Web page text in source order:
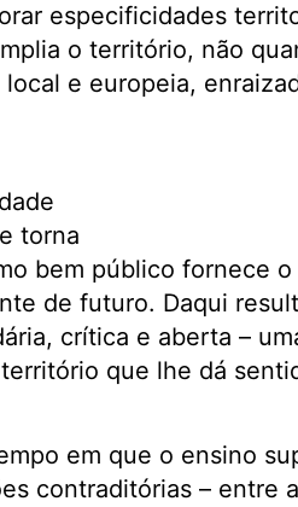
especificidades
o território, não
e europeia,
torna
bem público fornece
de futuro. Daqui
crítica e aberta –
que lhe dá
em que o ensino
contraditórias – entre